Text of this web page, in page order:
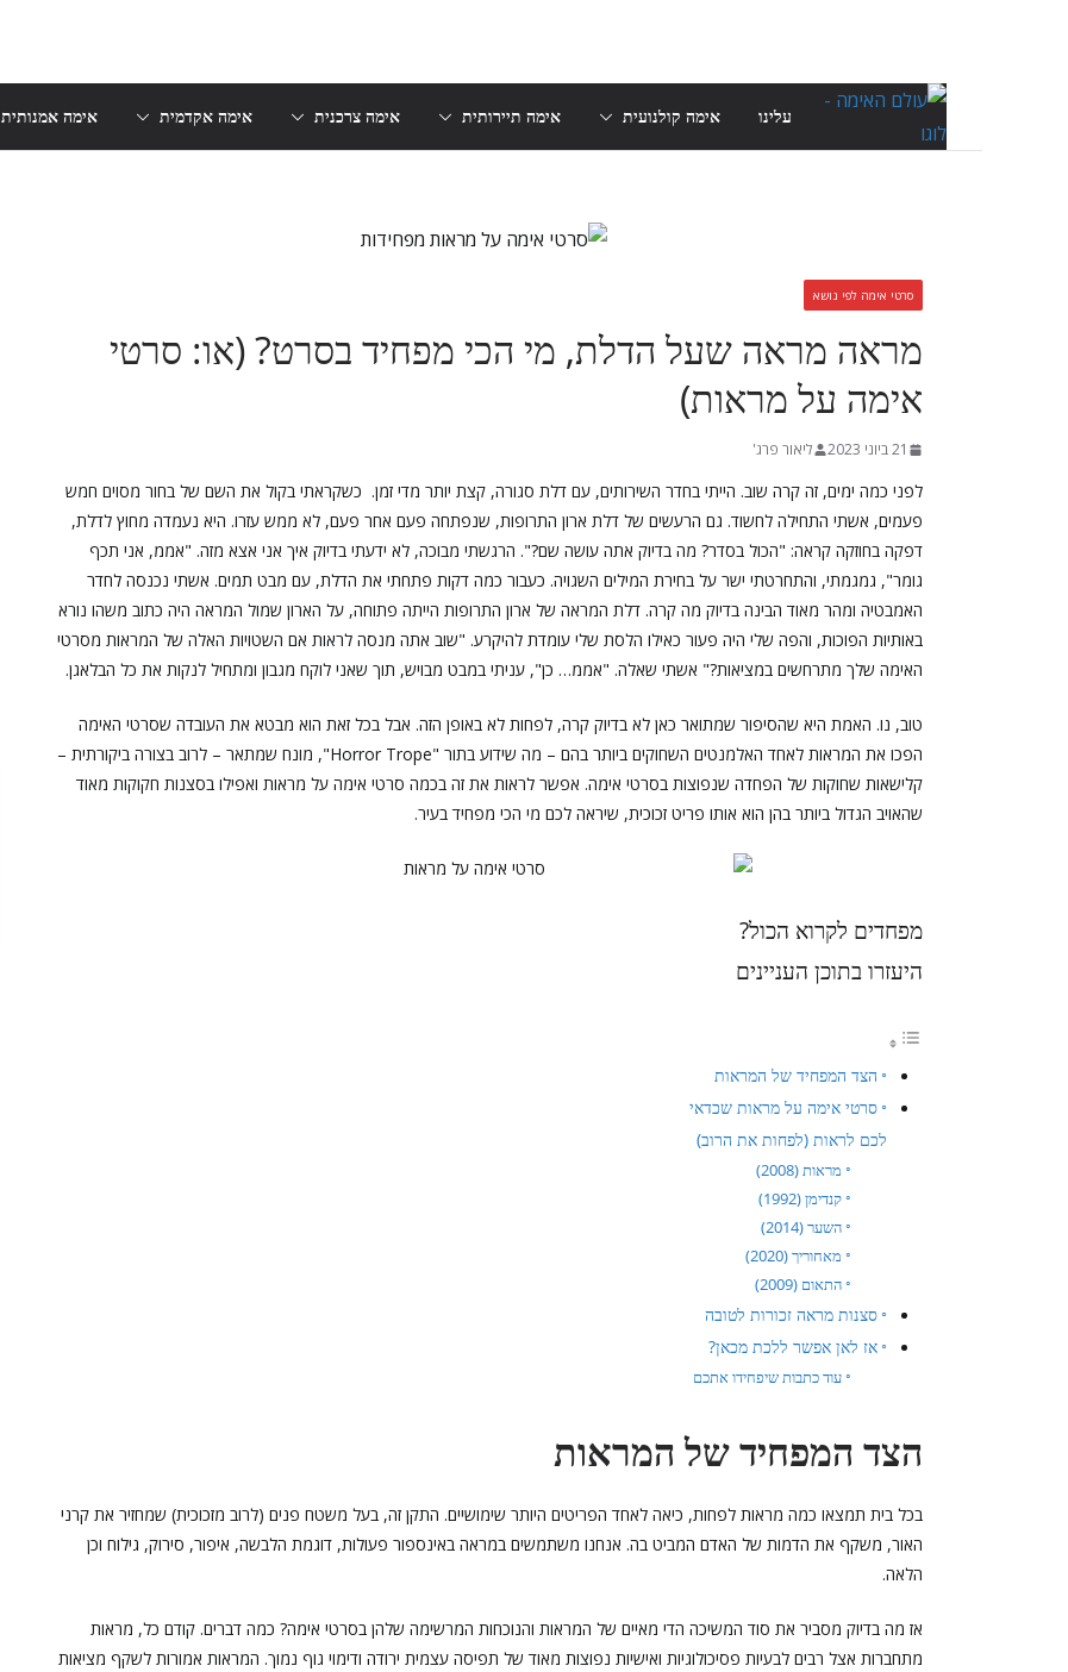
content
עלינו אימה קולנועית אימה תיירותית אימה צרכנית אימה אקדמית אימה אמנותית
סרטי אימה לפי נושא
מראה מראה שעל הדלת, מי הכי מפחיד בסרט? (או: סרטי
אימה על מראות)
21 ביוני 2023 ליאור פרג'
לפני כמה ימים, זה קרה שוב. הייתי בחדר השירותים, עם דלת סגורה, קצת יותר מדי זמן. כשקראתי בקול את השם של בחור מסוים חמש
פעמים, אשתי התחילה לחשוד. גם הרעשים של דלת ארון התרופות, שנפתחה פעם אחר פעם, לא ממש עזרו. היא נעמדה מחוץ לדלת,
דפקה בחוזקה קראה: "הכול בסדר? מה בדיוק אתה עושה שם?". הרגשתי מבוכה, לא ידעתי בדיוק איך אני אצא מזה. "אממ, אני תכף
גומר", גמגמתי, והתחרטתי ישר על בחירת המילים השגויה. כעבור כמה דקות פתחתי את הדלת, עם מבט תמים. אשתי נכנסה לחדר
האמבטיה ומהר מאוד הבינה בדיוק מה קרה. דלת המראה של ארון התרופות הייתה פתוחה, על הארון שמול המראה היה כתוב משהו נורא
באותיות הפוכות, והפה שלי היה פעור כאילו הלסת שלי עומדת להיקרע. "שוב אתה מנסה לראות אם השטויות האלה של המראות מסרטי
האימה שלך מתרחשים במציאות?" אשתי שאלה. "אממ… כן", עניתי במבט מבויש, תוך שאני לוקח מגבון ומתחיל לנקות את כל הבלאגן.
טוב, נו. האמת היא שהסיפור שמתואר כאן לא בדיוק קרה, לפחות לא באופן הזה. אבל בכל זאת הוא מבטא את העובדה שסרטי האימה
הפכו את המראות לאחד האלמנטים השחוקים ביותר בהם – מה שידוע בתור "Horror Trope", מונח שמתאר – לרוב בצורה ביקורתית –
קלישאות שחוקות של הפחדה שנפוצות בסרטי אימה. אפשר לראות את זה בכמה סרטי אימה על מראות ואפילו בסצנות חקוקות מאוד
שהאויב הגדול ביותר בהן הוא אותו פריט זכוכית, שיראה לכם מי הכי מפחיד בעיר.
מפחדים לקרוא הכול?
היעזרו בתוכן העניינים
הצד המפחיד של המראות
סרטי אימה על מראות שכדאי
לכם לראות (לפחות את הרוב)
מראות (2008)
קנדימן (1992)
השער (2014)
מאחוריך (2020)
התאום (2009)
סצנות מראה זכורות לטובה
אז לאן אפשר ללכת מכאן?
עוד כתבות שיפחידו אתכם
הצד המפחיד של המראות
בכל בית תמצאו כמה מראות לפחות, כיאה לאחד הפריטים היותר שימושיים. התקן זה, בעל משטח פנים (לרוב מזכוכית) שמחזיר את קרני
האור, משקף את הדמות של האדם המביט בה. אנחנו משתמשים במראה באינספור פעולות, דוגמת הלבשה, איפור, סירוק, גילוח וכן
הלאה.
אז מה בדיוק מסביר את סוד המשיכה הדי מאיים של המראות והנוכחות המרשימה שלהן בסרטי אימה? כמה דברים. קודם כל, מראות
מתחברות אצל רבים לבעיות פסיכולוגיות ואישיות נפוצות מאוד של תפיסה עצמית ירודה ודימוי גוף נמוך. המראות אמורות לשקף מציאות